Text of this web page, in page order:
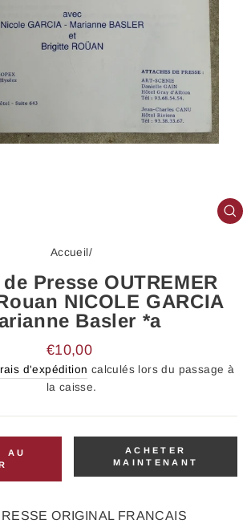
Accueil/
Presse OUTREMER
NICOLE GARCIA
Basler *a
Prix
régulier
€10,00
d'expédition calculés lors du passage à
la caisse.
AU
ACHETER
MAINTENANT
ORIGINAL FRANCAIS